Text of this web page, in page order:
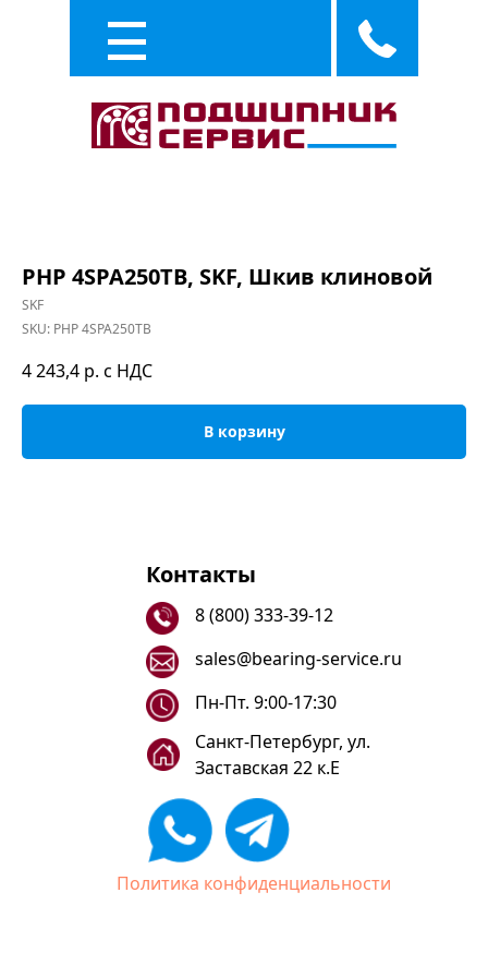
PHP 4SPA250TB, SKF, Шкив клиновой
SKF
SKU: PHP 4SPA250TB
4 243,4 р. с НДС
В корзину
Контакты
8 (800) 333-39-12
sales@bearing-service.ru
Санкт-Петербург, ул.
Заставская 22 к.Е
Пн-Пт. 9:00-17:30
Политика конфиденциальности